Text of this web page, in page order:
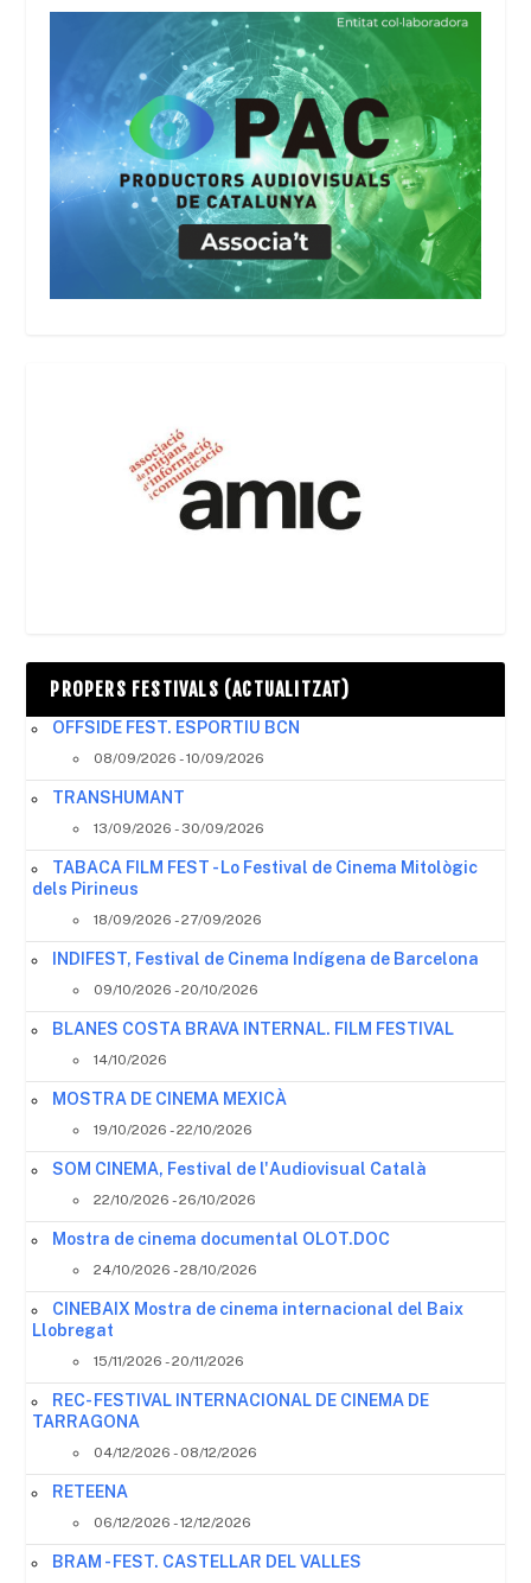
PROPERS FESTIVALS (ACTUALITZAT)
OFFSIDE FEST. ESPORTIU BCN
08/09/2026 - 10/09/2026
TRANSHUMANT
13/09/2026 - 30/09/2026
TABACA FILM FEST - Lo Festival de Cinema Mitològic
dels Pirineus
18/09/2026 - 27/09/2026
INDIFEST, Festival de Cinema Indígena de Barcelona
09/10/2026 - 20/10/2026
BLANES COSTA BRAVA INTERNAL. FILM FESTIVAL
14/10/2026
MOSTRA DE CINEMA MEXICÀ
19/10/2026 - 22/10/2026
SOM CINEMA, Festival de l'Audiovisual Català
22/10/2026 - 26/10/2026
Mostra de cinema documental OLOT.DOC
24/10/2026 - 28/10/2026
CINEBAIX Mostra de cinema internacional del Baix
Llobregat
15/11/2026 - 20/11/2026
REC- FESTIVAL INTERNACIONAL DE CINEMA DE
TARRAGONA
04/12/2026 - 08/12/2026
RETEENA
06/12/2026 - 12/12/2026
BRAM - FEST. CASTELLAR DEL VALLES